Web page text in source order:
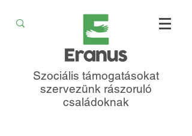
Szociális támogatásokat
szervezünk rászoruló
családoknak